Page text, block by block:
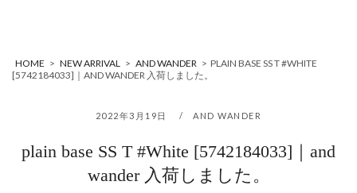
HOME > NEW ARRIVAL > AND WANDER > PLAIN BASE SS T #WHITE
[5742184033]｜AND WANDER 入荷しました。
2022年3月19日 AND WANDER
plain base SS T #White [5742184033]｜and
wander 入荷しました。